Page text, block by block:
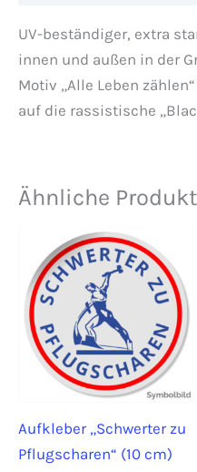
UV-beständiger, extra
innen und außen in der
Motiv „Alle Leben
auf die rassistische
Ähnliche
Aufkleber „Schwerter zu
Pflugscharen“ (10 cm)